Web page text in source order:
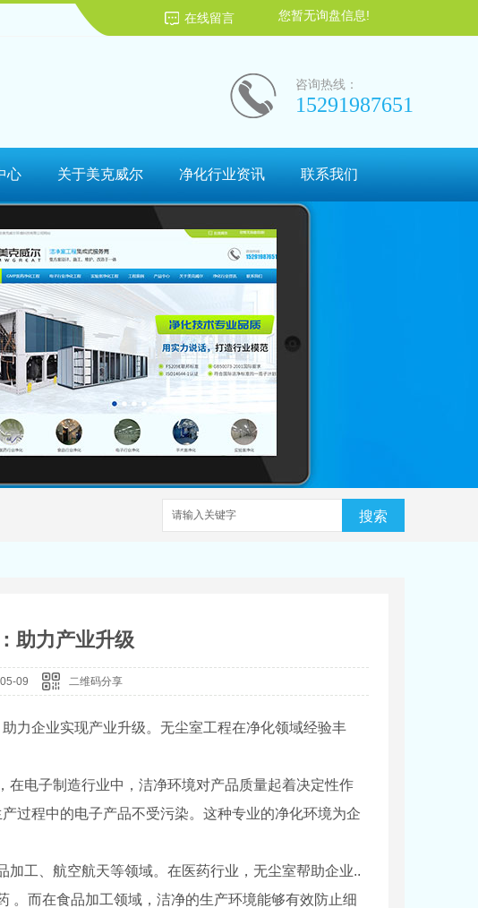
您暂无询盘信息!
在线留言
咨询热线：
15291987651
心 关于美克威尔 净化行业资讯 联系我们
搜索
助力产业升级
05-09 二维码分享
力企业实现产业升级。无尘室工程在净化领域经验丰
电子制造行业中，洁净环境对产品质量起着决定性作
过程中的电子产品不受污染。这种专业的净化环境为企
工、航空航天等领域。在医药行业，无尘室帮助企业..
。而在食品加工领域，洁净的生产环境能够有效防止细